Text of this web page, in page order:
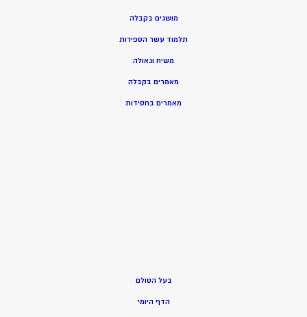
מושגים בקבלה
תלמוד עשר הספירות
משיח וגאולה
מאמרים בקבלה
מאמרים בחסידות
בעל הסולם
הדף היומי